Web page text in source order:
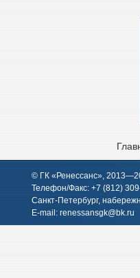
© ГК «Ренессанс»,
Телефон/Факс: +7 (812)
Санкт-Петербург,
E-mail: renessansgk@bk.ru